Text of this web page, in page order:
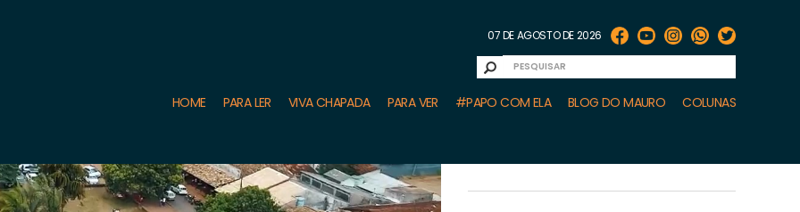
07 DE AGOSTO DE 2026
HOME PARA LER VIVA CHAPADA PARA VER #PAPO COM ELA BLOG DO MAURO COLUNAS